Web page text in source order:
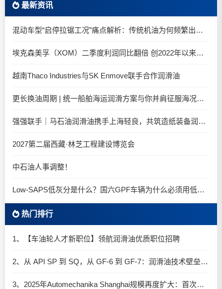
最新资讯
混动车型“启停拉锯工况”痛点解析：传统机油为何频繁出现油泥堆积？
埃克森美孚（XOM）二季度利润同比翻倍 创2022年以来新高
越南Thaco Industries与SK Enmove联手合作润滑油
更长换油周期 | 统一船舶海运润滑方案与你并肩征服海况运维考验
强强联手｜马石油润滑油携手上海轻良，共筑造纸装备润滑新生态
2027第二届西藏·林芝工程建设博览会
中石油人事调整！
Low-SAPS低灰分是什么？国六GPF车辆为什么必须用低灰油
热门排行
1、【车油轮人才新职位】领航润滑油优质职位招聘
2、从 API SP 到 SQ，从 GF-6 到 GF-7：润滑油技术壁垒再升高，你准备好了吗？
3、2025年Automechanika Shanghai规模再度扩大：首次启用国家会展中心（上海）全部15个展馆